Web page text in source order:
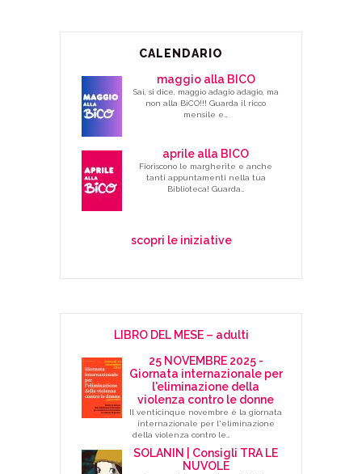
CALENDARIO
maggio alla BICO
Sai, si dice, maggio adagio adagio, ma
non alla BiCO!!! Guarda il ricco
mensile e…
aprile alla BICO
Fioriscono le margherite e anche
tanti appuntamenti nella tua
Biblioteca! Guarda…
scopri le iniziative
LIBRO DEL MESE – adulti
25 NOVEMBRE 2025 -
Giornata internazionale per
l'eliminazione della
violenza contro le donne
Il venticinque novembre è la giornata
internazionale per l'eliminazione
della violenza contro le…
SOLANIN | Consigli TRA LE
NUVOLE